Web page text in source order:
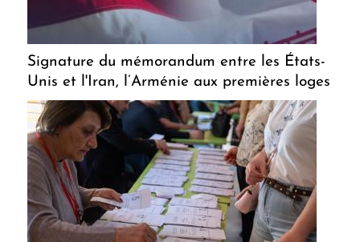
Signature du mémorandum entre les États-
Unis et l'Iran, l’Arménie aux premières loges